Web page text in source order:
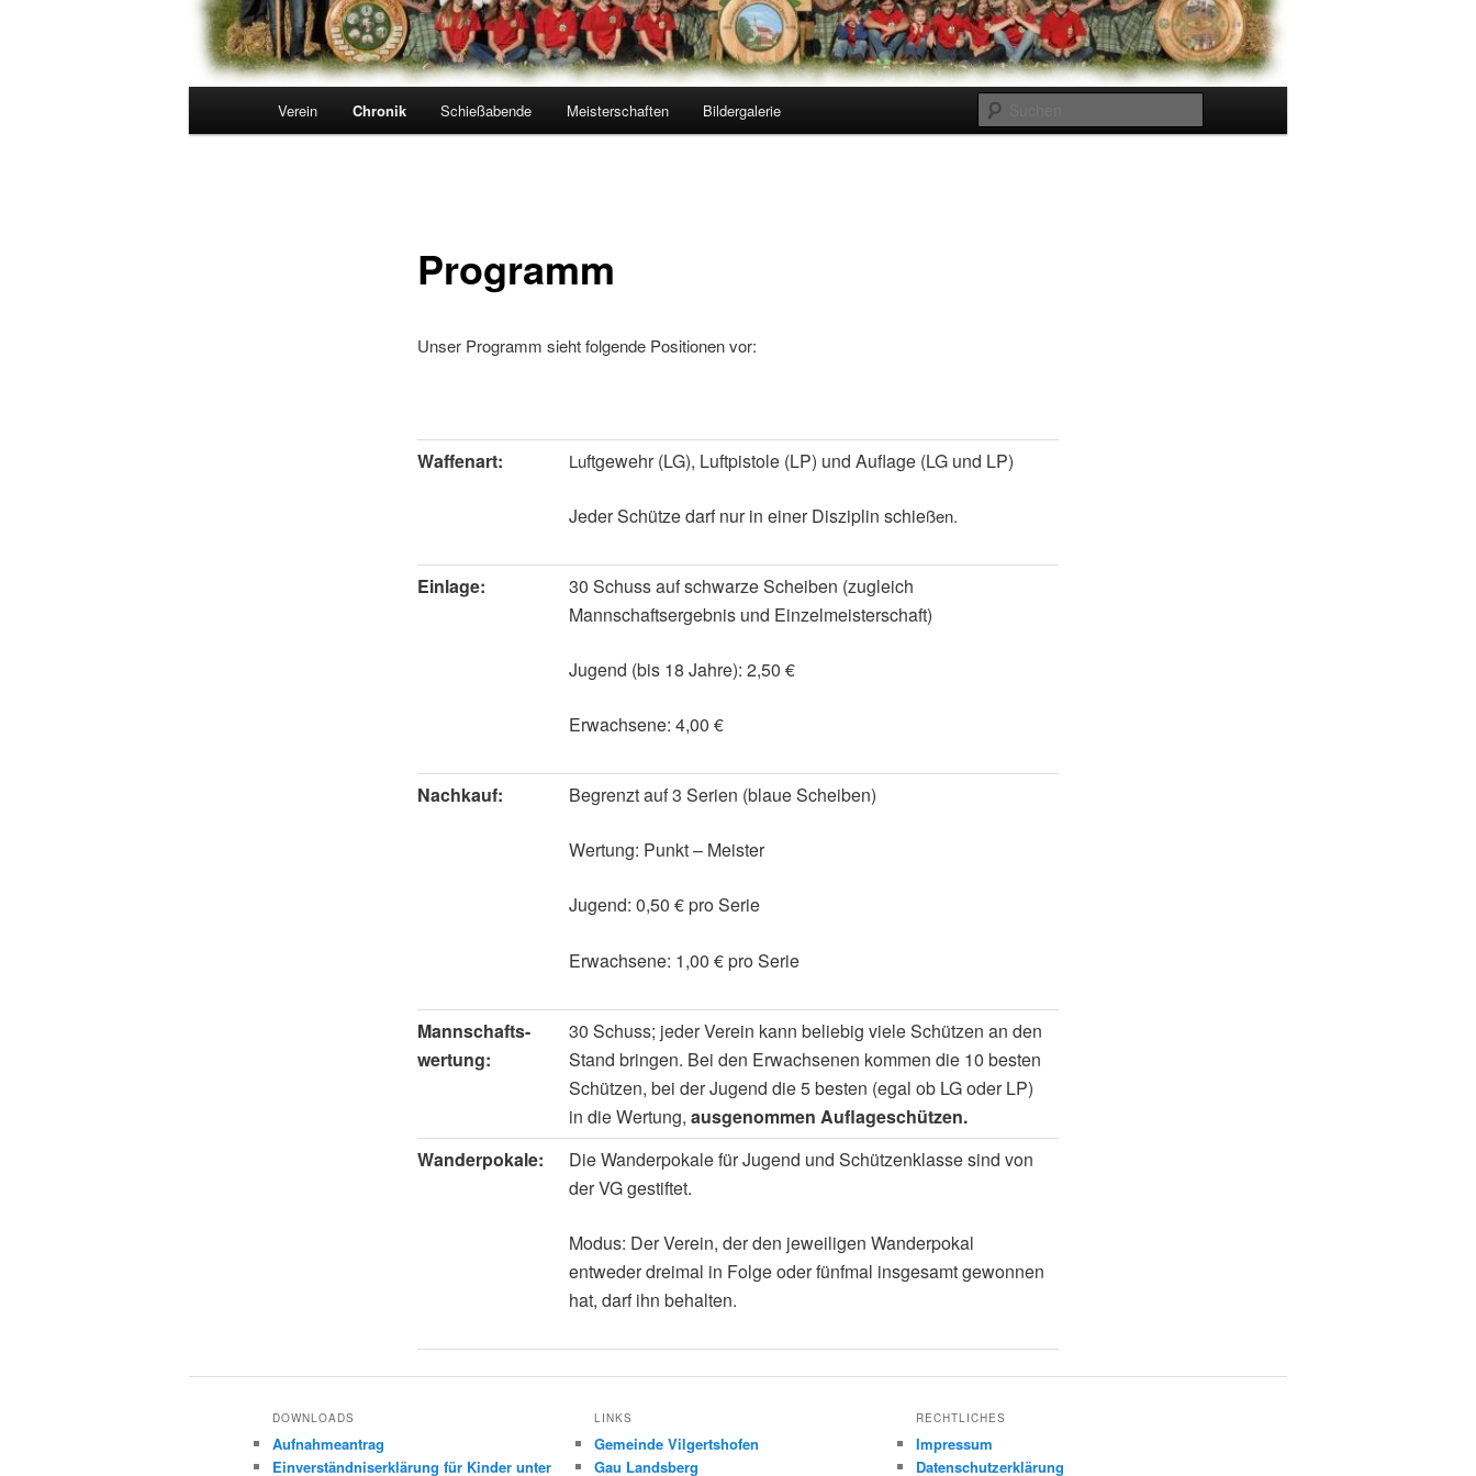
Verein Chronik Schießabende Meisterschaften Bildergalerie
Programm
Unser Programm sieht folgende Positionen vor:
Waffenart: Luftgewehr (LG), Luftpistole (LP) und Auflage (LG und LP)
Jeder Schütze darf nur in einer Disziplin schießen.
Einlage:
30 Schuss auf schwarze Scheiben (zugleich
Mannschaftsergebnis und Einzelmeisterschaft)
Jugend (bis 18 Jahre): 2,50 €
Erwachsene: 4,00 €
Nachkauf: Begrenzt auf 3 Serien (blaue Scheiben)
Wertung: Punkt – Meister
Jugend: 0,50 € pro Serie
Erwachsene: 1,00 € pro Serie
Mannschafts-
wertung:
30 Schuss; jeder Verein kann beliebig viele Schützen an den
Stand bringen. Bei den Erwachsenen kommen die 10 besten
Schützen, bei der Jugend die 5 besten (egal ob LG oder LP)
in die Wertung, ausgenommen Auflageschützen.
Wanderpokale:
Die Wanderpokale für Jugend und Schützenklasse sind von
der VG gestiftet.
Modus: Der Verein, der den jeweiligen Wanderpokal
entweder dreimal in Folge oder fünfmal insgesamt gewonnen
hat, darf ihn behalten.
DOWNLOADS
Aufnahmeantrag
Einverständniserklärung für Kinder unter
LINKS
Gemeinde Vilgertshofen
Gau Landsberg
RECHTLICHES
Impressum
Datenschutzerklärung